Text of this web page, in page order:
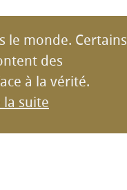
le monde. Certains
des
à la vérité.
la suite